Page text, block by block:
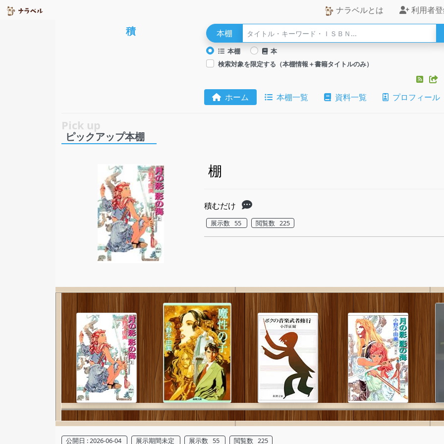
ナラベルとは 利用者
積 本棚
本棚
本
検索対象を限定する（本棚情報＋書籍タイトルのみ）
ホーム 本棚一覧 資料一覧 プロフィール
ピックアップ本棚
棚
積むだけ
展示数 55 閲覧数 225
公開日 : 2026-06-04 展示期間未定 展示数 55 閲覧数 225